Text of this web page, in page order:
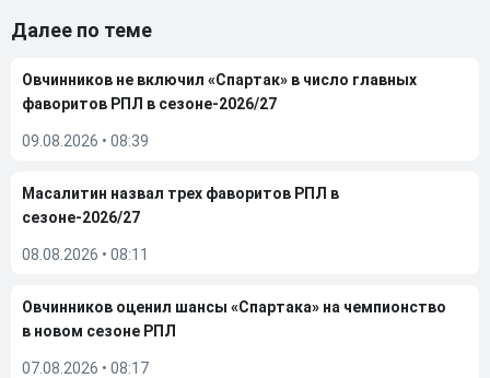
Далее по теме
Овчинников не включил «Спартак» в число главных
фаворитов РПЛ в сезоне-2026/27
09.08.2026 • 08:39
Масалитин назвал трех фаворитов РПЛ в
сезоне-2026/27
08.08.2026 • 08:11
Овчинников оценил шансы «Спартака» на чемпионство
в новом сезоне РПЛ
07.08.2026 • 08:17